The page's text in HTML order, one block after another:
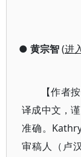
● 黄宗智(进
【作者
译成中文，
准确。
审稿人（卢